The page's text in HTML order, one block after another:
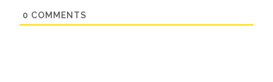
0 COMMENTS